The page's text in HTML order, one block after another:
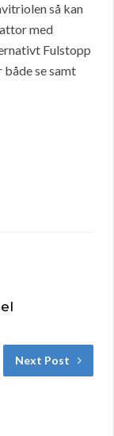
så kan
med
Fulstopp
se samt
Next Post